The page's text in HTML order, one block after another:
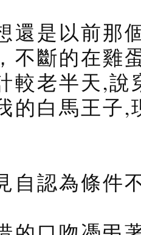
還是以前
不斷的在雞
較老半天,
的白馬王子
自認為條件